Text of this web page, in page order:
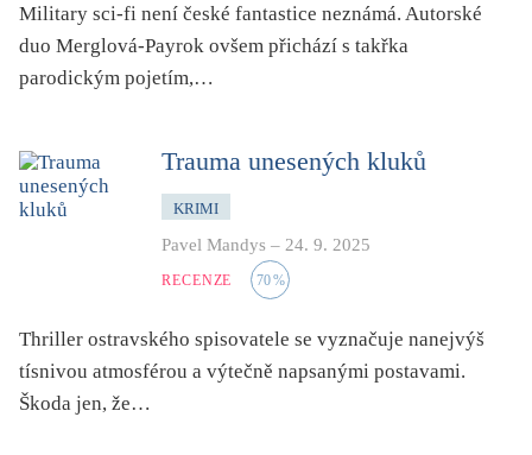
Military sci-fi není české fantastice neznámá. Autorské
duo Merglová-Payrok ovšem přichází s takřka
parodickým pojetím,…
Trauma unesených kluků
KRIMI
Pavel Mandys – 24. 9. 2025
RECENZE 70%
Thriller ostravského spisovatele se vyznačuje nanejvýš
tísnivou atmosférou a výtečně napsanými postavami.
Škoda jen, že…